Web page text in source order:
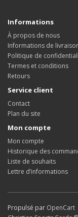
Informations
À propos de nous
Informations de
Politique de
Termes et conditions
Retours
Service client
Contact
Plan du site
Mon compte
Mon compte
Historique des
Liste de souhaits
Lettre d’informations
Propulsé par OpenCart